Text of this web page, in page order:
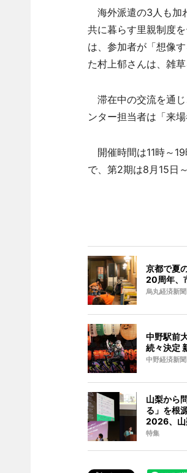
海外派遣の3人も加
共に暮らす里親制度
は、参加者が「想像
た村上郁さんは、雑
滞在中の交流を通じ
ンター担当者は「来
開催時間は11時～
で、第2期は8月15日
京都で夏
20周年、
烏丸経済新聞
中野駅前
続々決定
中野経済新聞
山梨から
る」を根
2026、山
特集